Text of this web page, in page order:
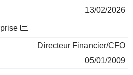
13/02/2026
Directeur Financier/CFO
05/01/2009